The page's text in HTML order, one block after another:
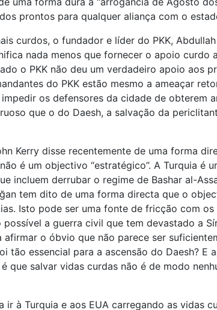
prontos para qualquer aliança com o
curdos, o fundador e líder do PKK,
nada menos que fornecer o apoio curdo
o PKK não deu um verdadeiro apoio aos
do PKK estão mesmo a ameaçar
os defensores da cidade de obterem
que o do Daesh, a salvação da
Kerry disse recentemente de uma forma
é um objectivo “estratégico”. A Turquia é
incluem derrubar o regime de Bashar al-
tem dito de uma forma directa que o
Isto pode ser uma fonte de fricção com os
a guerra civil que tem devastado a
o óbvio que não parece ser
essencial para a ascensão do Daesh? E
salvar vidas curdas não é de modo
à Turquia e aos EUA carregando as vidas